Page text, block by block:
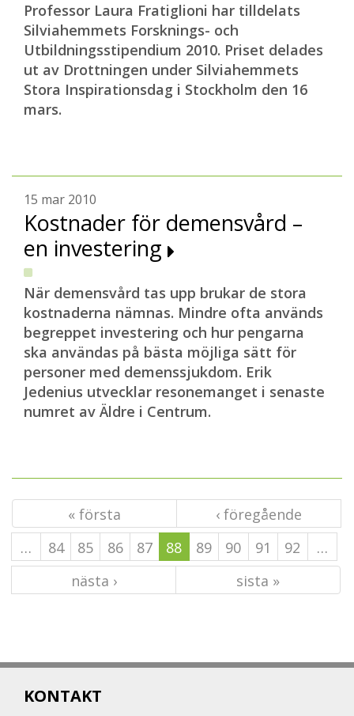
Professor Laura Fratiglioni har tilldelats
Silviahemmets Forsknings- och
Utbildningsstipendium 2010. Priset delades
ut av Drottningen under Silviahemmets
Stora Inspirationsdag i Stockholm den 16
mars.
15 mar 2010
Kostnader för demensvård –
en investering
När demensvård tas upp brukar de stora
kostnaderna nämnas. Mindre ofta används
begreppet investering och hur pengarna
ska användas på bästa möjliga sätt för
personer med demenssjukdom. Erik
Jedenius utvecklar resonemanget i senaste
numret av Äldre i Centrum.
« första
‹ föregående
…
84 85 86 87 88 89 90 91 92
…
nästa ›
sista »
KONTAKT